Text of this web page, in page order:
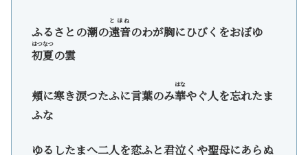
ふるさとの潮の遠音
とほね
のわが胸にひびくをおぼゆ
初夏
はつなつ
の雲
頬に寒き涙つたふに言葉のみ華
はな
やぐ人を忘れたま
ふな
ゆるしたまへ二人を恋ふと君泣くや聖母にあらぬ